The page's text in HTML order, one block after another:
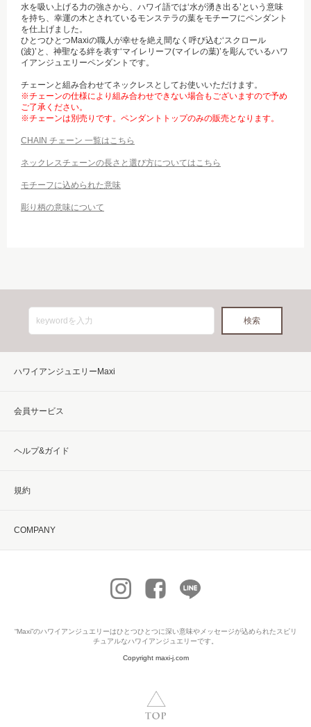
水を吸い上げる力の強さから、ハワイ語では‘水が湧き出る’という意味
を持ち、幸運の木とされているモンステラの葉をモチーフにペンダント
を仕上げました。
ひとつひとつMaxiの職人が幸せを絶え間なく呼び込む‘スクロール
(波)’と、神聖なる絆を表す‘マイレリーフ(マイレの葉)’を彫んでいるハワ
イアンジュエリーペンダントです。
チェーンと組み合わせてネックレスとしてお使いいただけます。
※チェーンの仕様により組み合わせできない場合もございますので予め
ご了承ください。
※チェーンは別売りです。ペンダントトップのみの販売となります。
CHAIN チェーン 一覧はこちら
ネックレスチェーンの長さと選び方についてはこちら
モチーフに込められた意味
彫り柄の意味について
ハワイアンジュエリーMaxi
会員サービス
ヘルプ&ガイド
規約
COMPANY
“Maxi”のハワイアンジュエリーはひとつひとつに深い意味やメッセージが込められたスピリ
チュアルなハワイアンジュエリーです。
Copyright maxi-j.com